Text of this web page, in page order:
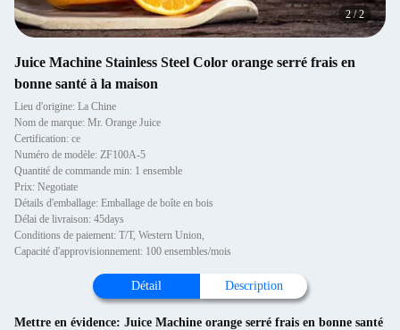
2/2
Juice Machine Stainless Steel Color orange serré frais en
bonne santé à la maison
Lieu d'origine: La Chine
Nom de marque: Mr. Orange Juice
Certification: ce
Numéro de modèle: ZF100A-5
Quantité de commande min: 1 ensemble
Prix: Negotiate
Détails d'emballage: Emballage de boîte en bois
Délai de livraison: 45days
Conditions de paiement: T/T, Western Union,
Capacité d'approvisionnement: 100 ensembles/mois
Détail Description
Mettre en évidence: Juice Machine orange serré frais en bonne santé